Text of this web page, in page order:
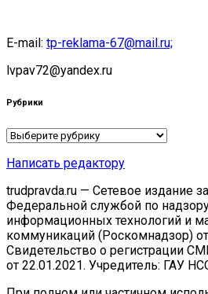
E-mail: tp-reklama-67@mail.ru;
lvpav72@yandex.ru
Рубрики
Рубрики
Написать редактору
trudpravda.ru — Сетевое издание
Федеральной службой по
информационных технологий и
коммуникаций (Роскомнадзор)
Свидетельство о регистрации
от 22.01.2021. Учредитель: ГАУ